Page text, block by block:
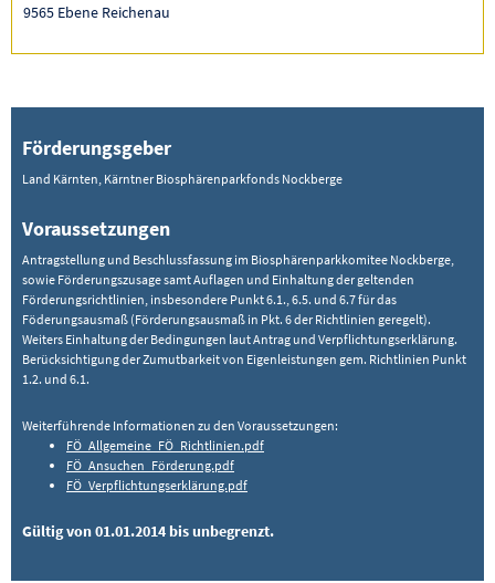
9565 Ebene Reichenau
Förderungsgeber
Land Kärnten, Kärntner Biosphärenparkfonds Nockberge
Voraussetzungen
Antragstellung und Beschlussfassung im Biosphärenparkkomitee Nockberge,
sowie Förderungszusage samt Auflagen und Einhaltung der geltenden
Förderungsrichtlinien, insbesondere Punkt 6.1., 6.5. und 6.7 für das
Föderungsausmaß (Förderungsausmaß in Pkt. 6 der Richtlinien geregelt).
Weiters Einhaltung der Bedingungen laut Antrag und Verpflichtungserklärung.
Berücksichtigung der Zumutbarkeit von Eigenleistungen gem. Richtlinien Punkt
1.2. und 6.1.
Weiterführende Informationen zu den Voraussetzungen:
FÖ_Allgemeine_FÖ_Richtlinien.pdf
FÖ_Ansuchen_Förderung.pdf
FÖ_Verpflichtungserklärung.pdf
Gültig von 01.01.2014 bis unbegrenzt.